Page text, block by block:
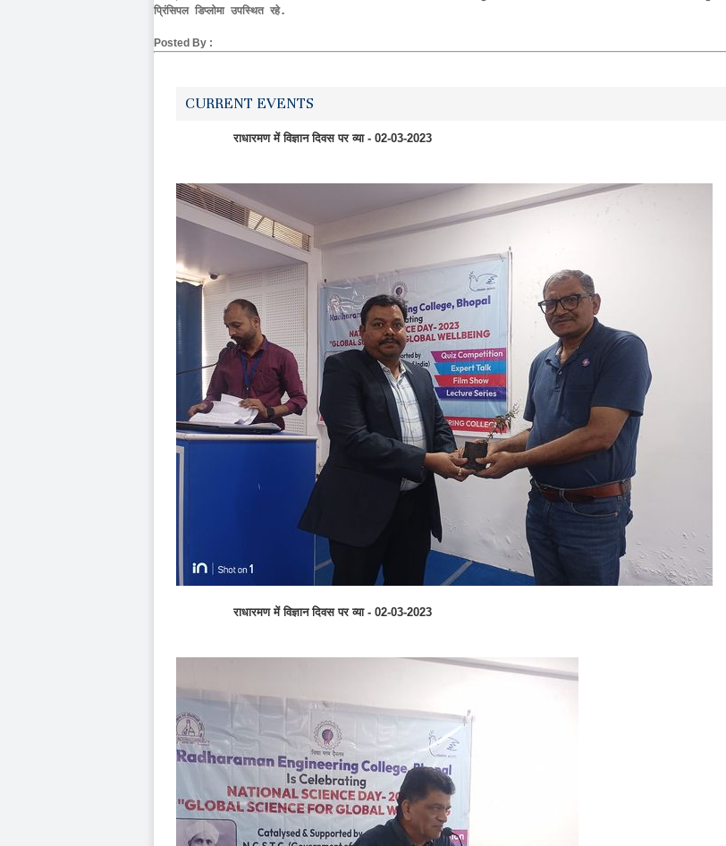
प्रिंसिपल डिप्लोमा उपस्थित रहे.
Posted By :
CURRENT EVENTS
राधारमण में विज्ञान दिवस पर व्‍या - 02-03-2023
राधारमण में विज्ञान दिवस पर व्‍या - 02-03-2023